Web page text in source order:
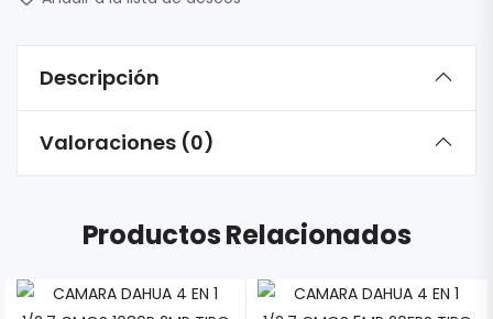
Descripción
Valoraciones (0)
Productos Relacionados